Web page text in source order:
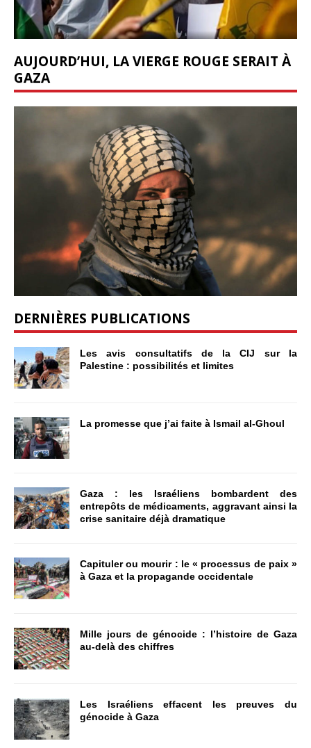
AUJOURD’HUI, LA VIERGE ROUGE SERAIT À
GAZA
DERNIÈRES PUBLICATIONS
Les avis consultatifs de la CIJ sur la
Palestine : possibilités et limites
La promesse que j’ai faite à Ismail al-Ghoul
Gaza : les Israéliens bombardent des
entrepôts de médicaments, aggravant ainsi la
crise sanitaire déjà dramatique
Capituler ou mourir : le « processus de paix »
à Gaza et la propagande occidentale
Mille jours de génocide : l’histoire de Gaza
au-delà des chiffres
Les Israéliens effacent les preuves du
génocide à Gaza